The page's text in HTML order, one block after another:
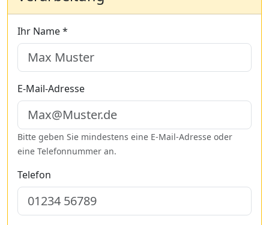
Ihr Name *
E-Mail-Adresse
Bitte geben Sie mindestens eine E-Mail-Adresse oder
eine Telefonnummer an.
Telefon